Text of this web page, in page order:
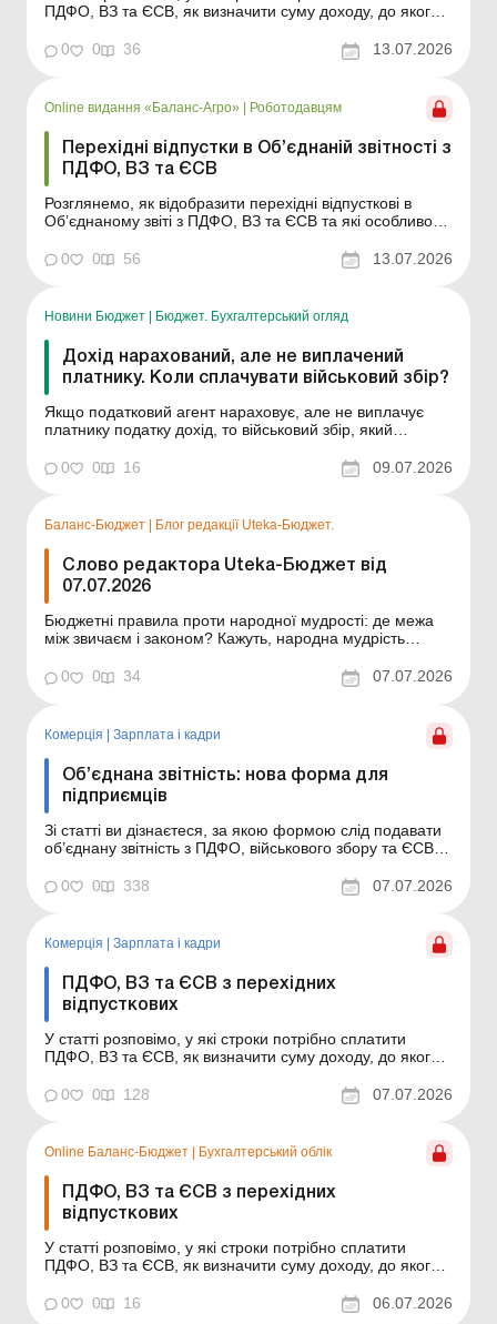
ПДФО, ВЗ та ЄСВ, як визначити суму доходу, до якого
мінімальною та максимальною базою нарахування
ЄСВ. Баланс № 28 від 14 липня 2026 року Якщо
вип...
0 0 36 13.07.2026
Online видання «Баланс-Агро» | Роботодавцям
Перехідні відпустки в Об’єднаній звітності з
ПДФО, ВЗ та ЄСВ
Розглянемо, як відобразити перехідні відпусткові в
Об’єднаному звіті з ПДФО, ВЗ та ЄСВ та які особливості
14 липня 2026 року Суми відпусткових відображаються
в розд. І основної частини Об’єднаного звіту і додатках
0 0 56 13.07.2026
Новини Бюджет Бюджет. Бухгалтерський огляд
Дохід нарахований, але не виплачений
платнику. Коли сплачувати військовий збір?
Якщо податковий агент нараховує, але не виплачує
платнику податку дохід, то військовий збір, який
підлягає перерахуванню до бюджету податковим
агентом у строки, встановлені ПКУ для місячного
днів, н...
0 0 16 09.07.2026
Баланс-Бюджет Блог редакції Uteka-Бюджет.
Слово редактора Uteka-Бюджет від
07.07.2026
Бюджетні правила проти народної мудрості: де межа
між звичаєм і законом? Кажуть, народна мудрість
бюджетна сфера часом живе за власними правилами.
Тут кожне рішення оцінюють уже не з погляду
позицією контрол...
0 0 34 07.07.2026
Комерція | Зарплата і кадри
Об’єднана звітність: нова форма для
підприємців
Зі статті ви дізнаєтеся, за якою формою слід подавати
об’єднану звітність з ПДФО, військового збору та ЄСВ
особи, яка провадить незалежну професійну
діяльність. Для податкових агентів – самозайнятих осіб
0 0 338 07.07.2026
Комерція | Зарплата і кадри
ПДФО, ВЗ та ЄСВ з перехідних
відпусткових
У статті розповімо, у які строки потрібно сплатити
ПДФО, ВЗ та ЄСВ, як визначити суму доходу, до якого
мінімальною та максимальною базою нарахування
ЄСВ. Якщо працівник йде у відпустку, то бухгалтер має
0 0 128 07.07.2026
Online Баланс-Бюджет Бухгалтерський облік
ПДФО, ВЗ та ЄСВ з перехідних
відпусткових
У статті розповімо, у які строки потрібно сплатити
ПДФО, ВЗ та ЄСВ, як визначити суму доходу, до якого
мінімальною та максимальною базою нарахування
ЄСВ. Баланс-Бюджет № 27 від 7 липня 2026 року Якщо
0 0 16 06.07.2026